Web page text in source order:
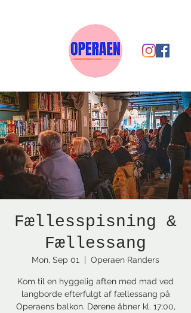
Fællesspisning &
Fællessang
Mon, Sep 01
  |
Operaen Randers
Kom til en hyggelig aften med mad ved
langborde efterfulgt af fællessang på
Operaens balkon. Dørene åbner kl. 17:00,